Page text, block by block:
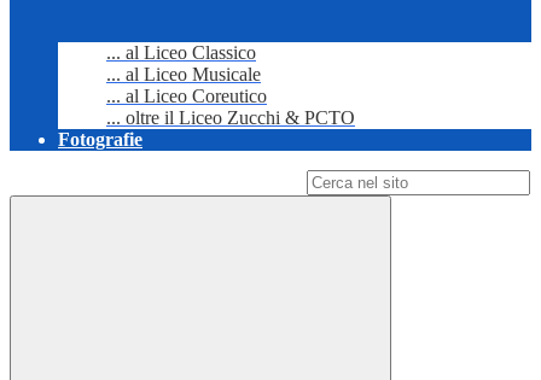
... al Liceo Classico
... al Liceo Musicale
... al Liceo Coreutico
... oltre il Liceo Zucchi & PCTO
Fotografie